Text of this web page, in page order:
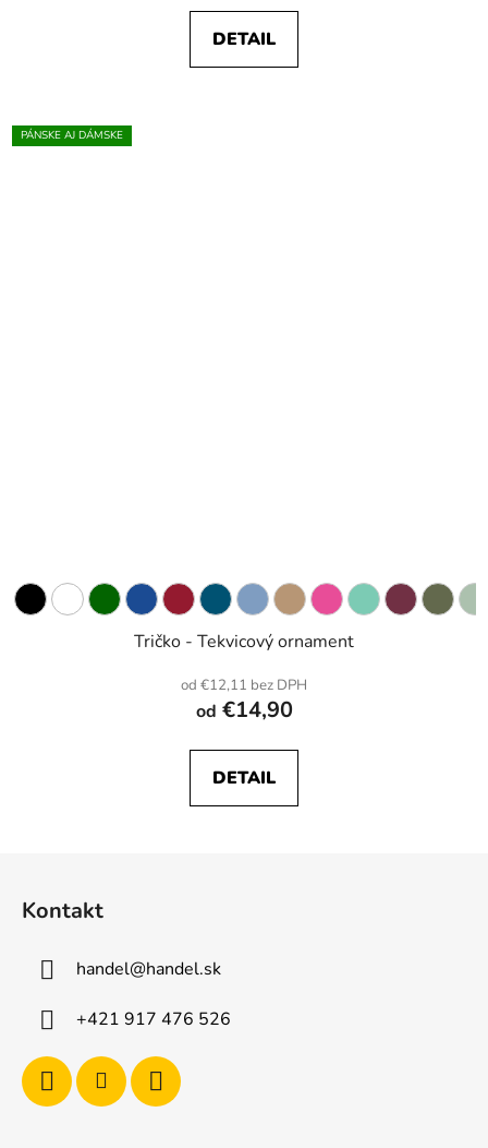
DETAIL
PÁNSKE AJ DÁMSKE
Tričko - Tekvicový ornament
od €12,11 bez DPH
od €14,90
DETAIL
Kontakt
handel@handel.sk
+421 917 476 526